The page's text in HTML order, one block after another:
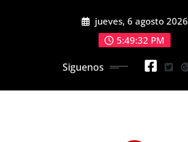
jueves, 6 agosto 2026
5:49:33 PM
Siguenos